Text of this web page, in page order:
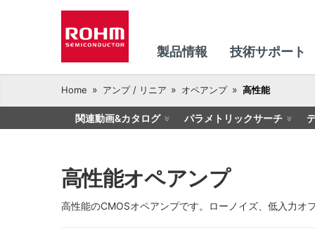
製品情報 技術サポート
Home アンプ / リニア オペアンプ 高性能
関連動画&カタログ パラメトリックサーチ
高性能オペアンプ
高性能のCMOSオペアンプです。ローノイズ、低入力オ